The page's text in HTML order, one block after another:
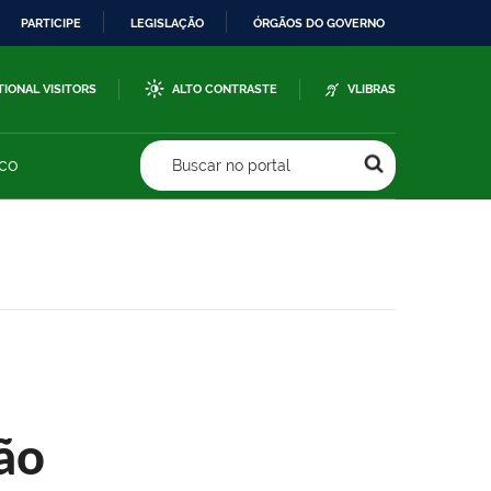
PARTICIPE LEGISLAÇÃO ÓRGÃOS DO GOVERNO
VISITORS ALTO CONTRASTE VLIBRAS
Buscar no portal